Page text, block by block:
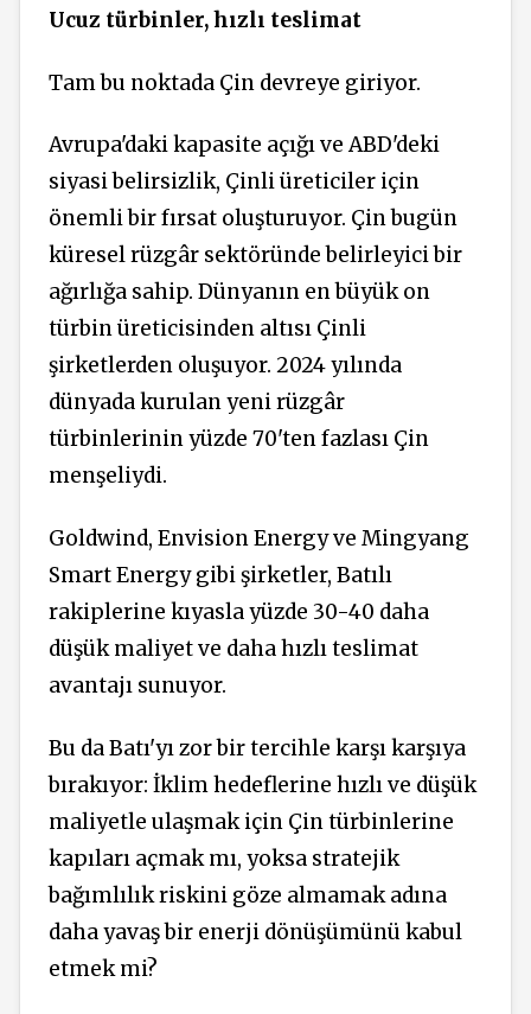
Ucuz türbinler, hızlı teslimat
Tam bu noktada Çin devreye giriyor.
Avrupa'daki kapasite açığı ve ABD'deki
siyasi belirsizlik, Çinli üreticiler için
önemli bir fırsat oluşturuyor. Çin bugün
küresel rüzgâr sektöründe belirleyici bir
ağırlığa sahip. Dünyanın en büyük on
türbin üreticisinden altısı Çinli
şirketlerden oluşuyor. 2024 yılında
dünyada kurulan yeni rüzgâr
türbinlerinin yüzde 70'ten fazlası Çin
menşeliydi.
Goldwind, Envision Energy ve Mingyang
Smart Energy gibi şirketler, Batılı
rakiplerine kıyasla yüzde 30-40 daha
düşük maliyet ve daha hızlı teslimat
avantajı sunuyor.
Bu da Batı'yı zor bir tercihle karşı karşıya
bırakıyor: İklim hedeflerine hızlı ve düşük
maliyetle ulaşmak için Çin türbinlerine
kapıları açmak mı, yoksa stratejik
bağımlılık riskini göze almamak adına
daha yavaş bir enerji dönüşümünü kabul
etmek mi?